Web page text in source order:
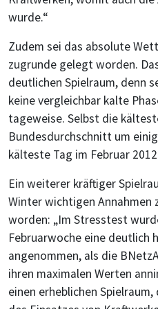
wurde.“
Zudem sei das absolute
zugrunde gelegt worden.
deutlichen Spielraum, denn
keine vergleichbar kalte
tageweise. Selbst die
Bundesdurchschnitt um
kälteste Tag im Februar
Ein weiterer kräftiger
Winter wichtigen Annahmen
worden: „Im Stresstest
Februarwoche eine deutlich
angenommen, als die
ihren maximalen Werten
einen erheblichen